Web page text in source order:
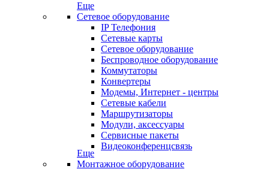
Еще
Сетевое оборудование
IP Телефония
Сетевые карты
Сетевое оборудование
Беспроводное оборудование
Коммутаторы
Конвертеры
Модемы, Интернет - центры
Сетевые кабели
Маршрутизаторы
Модули, аксессуары
Сервисные пакеты
Видеоконференцсвязь
Еще
Монтажное оборудование